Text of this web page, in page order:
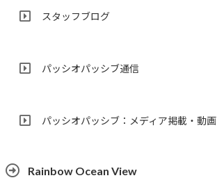
スタッフブログ
パッシオパッシブ通信
パッシオパッシブ：メディア掲載・動画
Rainbow Ocean View